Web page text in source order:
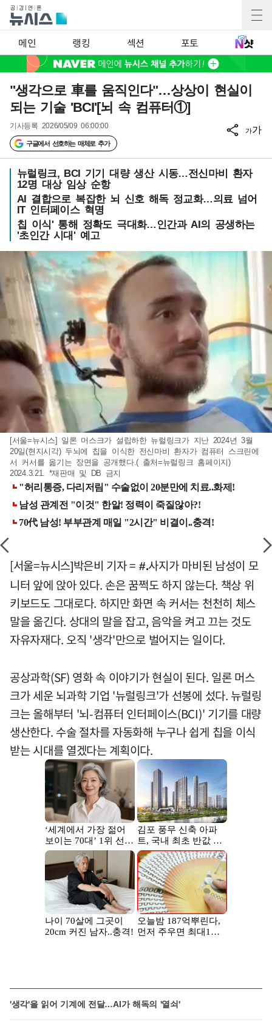
메인 랭킹 섹션 포토
"생각으로 車를 움직인다"…상상이 현실이
되는 기술 'BCI'[뇌 속 컴퓨터①]
기사등록 2026/05/09 06:00:00
구글에서 선호하는 매체로 추가
가가
뉴럴링크, BCI 기기 대량 생산 시동…전신마비 환자
12명 대상 임상 순항
AI 결합으로 복잡한 뇌 신호 해독 정교화…의료 넘어
IT 인터페이스 혁명
칩 이식' 통해 정확도 극대화…인간과 AI의 공생하는
'초인간 시대' 예고
[서울=뉴시스] 일론 머스크가 설립하한 뉴럴링크가 지난 2024년 3월
20일(현지시각) 두뇌에 칩을 이식한 전신마비 환자가 컴퓨터 스크린에
서 커서를 옮기는 장면을 공개했다.( 출처=뉴럴링크 홈페이지)
2024.3.21. *재판매 및 DB 금지
[서울=뉴시스]박은비 기자 = #.사지가 마비된 남성이 모
니터 앞에 앉아 있다. 손은 꿈쩍도 하지 않는다. 책상 위
키보드도 그대로다. 하지만 화면 속 커서는 천천히 체스
말을 옮긴다. 상대의 말을 잡고, 음악을 켜고 끄는 것도
자유자재다. 오직 '생각'만으로 벌어지는 일이다.
공상과학(SF) 영화 속 이야기가 현실이 된다. 일론 머스
크가 세운 뇌과학 기업 '뉴럴링크'가 선봉에 섰다. 뉴럴링
크는 올해부터 '뇌-컴퓨터 인터페이스(BCI)' 기기를 대량
생산한다. 수술 절차를 자동화해 누구나 쉽게 칩을 이식
받는 시대를 열겠다는 계획이다.
'생각'을 읽어 기계에 전달…AI가 해독의 '열쇠'